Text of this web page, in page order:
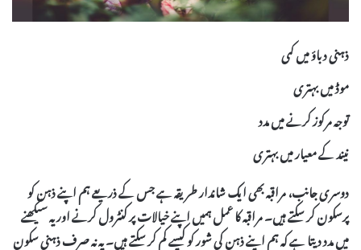
ذہنی دباؤ میں کمی
موڈ میں بہتری
توجہ مرکوز کرنے میں مدد
نیند کے معیار میں بہتری
دوسری جانب،مراقبہبھی ایک شاندار طریقہ ہے جس کے ذریعے ہم اپنے ذہن کو
پرسکون کر سکتے ہیں۔ مراقبہ کا عمل ہمیں اپنے خیالات پر کنٹرول کرنے اور یہ سیکھنے
میں مدد دیتا ہے کہ ہم اپنے ذہن کی شور کو کیسے کم کر سکتے ہیں۔ یہ نہ صرف ذہنی سکون